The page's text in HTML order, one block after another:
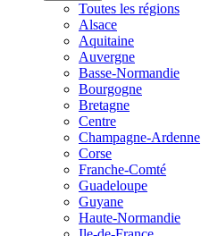
Toutes les régions
Alsace
Aquitaine
Auvergne
Basse-Normandie
Bourgogne
Bretagne
Centre
Champagne-Ardenne
Corse
Franche-Comté
Guadeloupe
Guyane
Haute-Normandie